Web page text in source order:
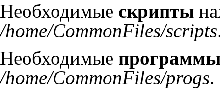
Необходимые скрипты
/home/CommonFiles/scripts
Необходимые программы
/home/CommonFiles/progs.